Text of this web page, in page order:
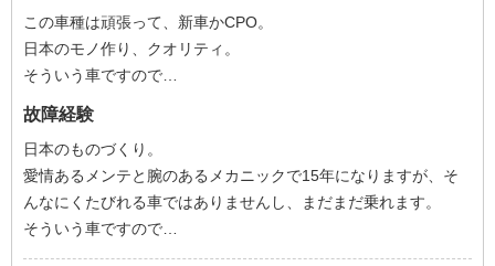
この車種は頑張って、新車かCPO。
日本のモノ作り、クオリティ。
そういう車ですので…
故障経験
日本のものづくり。
愛情あるメンテと腕のあるメカニックで15年になりますが、そ
んなにくたびれる車ではありませんし、まだまだ乗れます。
そういう車ですので…